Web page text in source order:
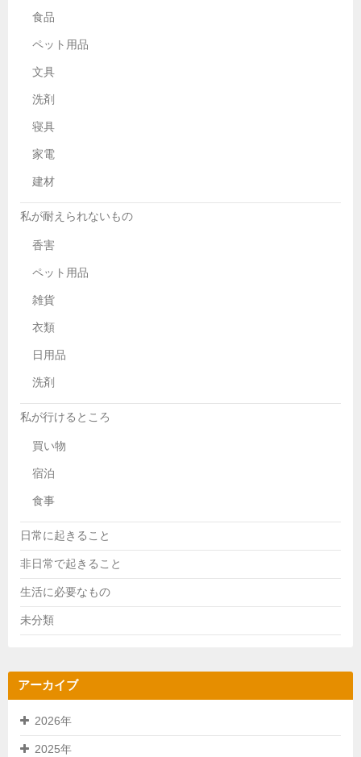
食品
ペット用品
文具
洗剤
寝具
家電
建材
私が耐えられないもの
香害
ペット用品
雑貨
衣類
日用品
洗剤
私が行けるところ
買い物
宿泊
食事
日常に起きること
非日常で起きること
生活に必要なもの
未分類
アーカイブ
2026年
2025年